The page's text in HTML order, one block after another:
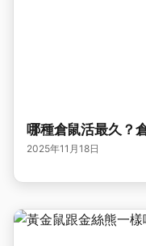
哪種倉鼠活最久？
2025年11月18日